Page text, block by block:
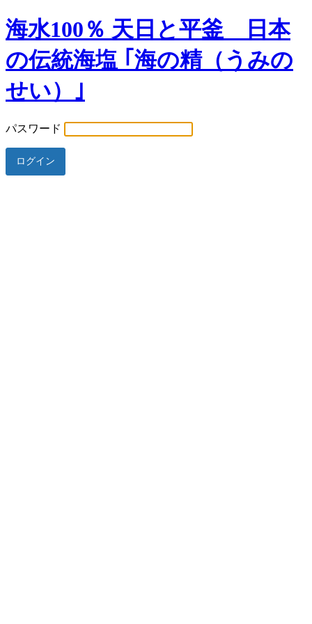
海水100％ 天日と平釜 日本
の伝統海塩 ｢海の精（うみの
せい）｣
パスワード